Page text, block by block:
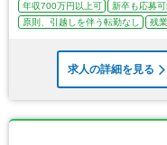
年収700万円以上可 新卒も応募
原則、引越しを伴う転勤なし
残
求人の詳細を見る